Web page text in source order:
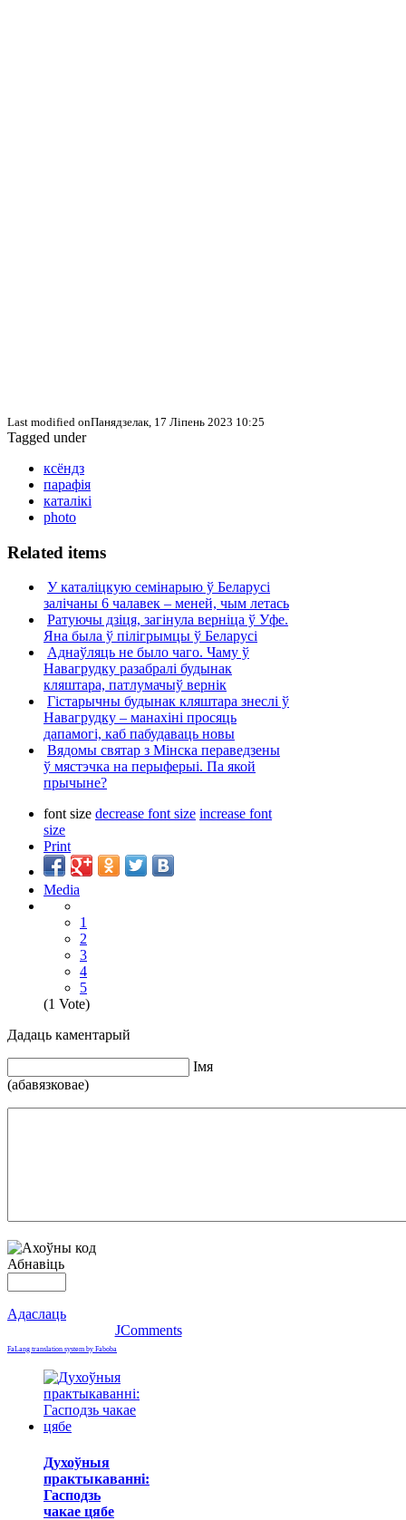
Last modified onПанядзелак, 17 Ліпень 2023 10:25
Tagged under
ксёндз
парафія
каталікі
photo
Related items
У каталіцкую семінарыю ў Беларусі
залічаны 6 чалавек – меней, чым летась
Ратуючы дзіця, загінула верніца ў Уфе.
Яна была ў пілігрымцы ў Беларусі
Аднаўляць не было чаго. Чаму ў
Навагрудку разабралі будынак
кляштара, патлумачыў вернік
Гістарычны будынак кляштара знеслі ў
Навагрудку – манахіні просяць
дапамогі, каб пабудаваць новы
Вядомы святар з Мінска пераведзены
ў мястэчка на перыферыі. Па якой
прычыне?
font size decrease font size increase font
size
Print
Media
1
2
3
4
5
(1 Vote)
Дадаць каментарый
Iмя
(абавязковае)
Абнавіць
Адаслаць
JComments
FaLang translation system by Faboba
Духоўныя
практыкаванні:
Гасподзь
чакае цябе